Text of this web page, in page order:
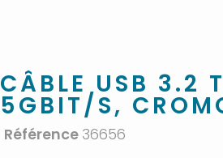
CÂBLE USB 3.2
5GBIT/S,
Référence 36656